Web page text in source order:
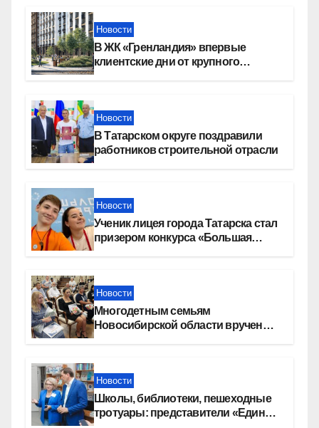
Новости
В ЖК «Гренландия» впервые
клиентские дни от крупного
Новости
В Татарском округе поздравили
работников строительной отрасли
Новости
Ученик лицея города Татарска стал
призером конкурса «Большая
Новости
Многодетным семьям
Новосибирской области вручены
Новости
Школы, библиотеки, пешеходные
тротуары: представители «Единой